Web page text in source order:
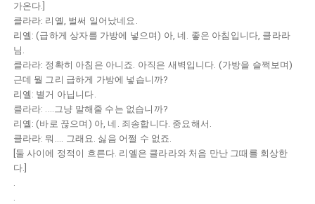
가온다.]
클라라: 리옐, 벌써 일어났네요.
리옐: (급하게 상자를 가방에 넣으며) 아, 네. 좋은 아침입니다, 클라라
님.
클라라: 정확히 아침은 아니죠. 아직은 새벽입니다. (가방을 슬쩍보며)
근데 뭘 그리 급하게 가방에 넣습니까?
리옐: 별거 아닙니다.
클라라: ....그냥 말해줄 수는 없습니까?
리옐: (바로 끊으며) 아, 네. 죄송합니다. 중요해서.
클라라: 뭐.... 그래요. 싫음 어쩔 수 없죠.
[둘 사이에 정적이 흐른다. 리옐은 클라라와 처음 만난 그때를 회상한
다.]
.
.